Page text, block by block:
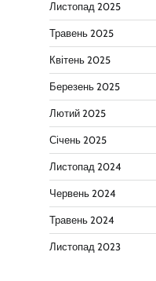
Листопад 2025
Травень 2025
Квітень 2025
Березень 2025
Лютий 2025
Січень 2025
Листопад 2024
Червень 2024
Травень 2024
Листопад 2023